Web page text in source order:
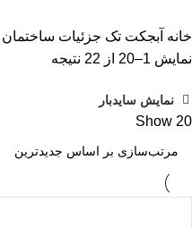
خانه آبجکت تک جزئیات ساختمان
نمایش 1–20 از 22 نتیجه
نمایش سایدبار
Show 20